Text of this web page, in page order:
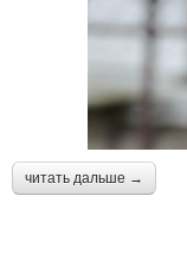
читать дальше →